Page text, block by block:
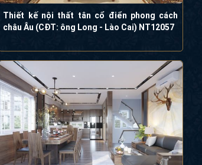
Thiết kế nội thất tân cổ điển phong cách
châu Âu (CĐT: ông Long - Lào Cai)